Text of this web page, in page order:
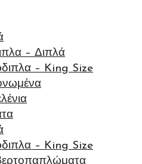
– Διπλά
– King Size
– King Size